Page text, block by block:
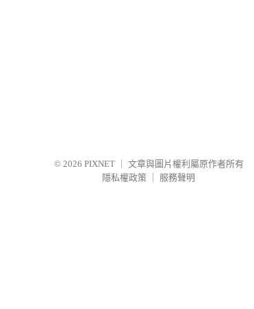
© 2026 PIXNET
文章與圖片權利屬原作者所有
隱私權政策
服務聲明